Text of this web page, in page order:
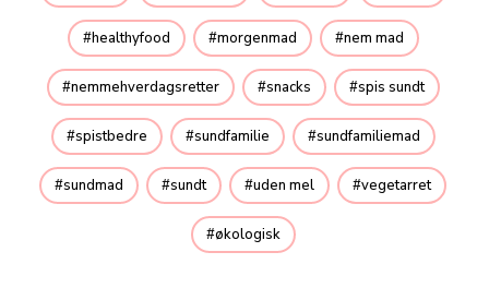
healthyfood morgenmad nem mad
nemmehverdagsretter snacks spis sundt
spistbedre sundfamilie sundfamiliemad
sundmad sundt uden mel vegetarret
økologisk